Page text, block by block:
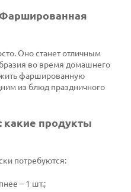
Оно станет отличным
во время домашнего
фаршированную
из блюд праздничного
продукты
потребуются:
– 1 шт.;